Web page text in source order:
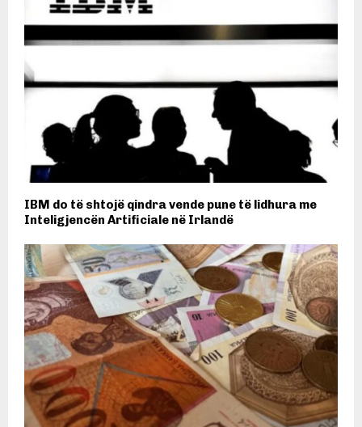
IBM do të shtojë qindra vende pune të lidhura me
Inteligjencën Artificiale në Irlandë